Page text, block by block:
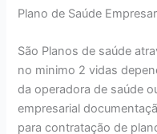
Plano de Saúde
São Planos de saúde
no minimo 2 vidas
da operadora de saúde
empresarial
para contratação de